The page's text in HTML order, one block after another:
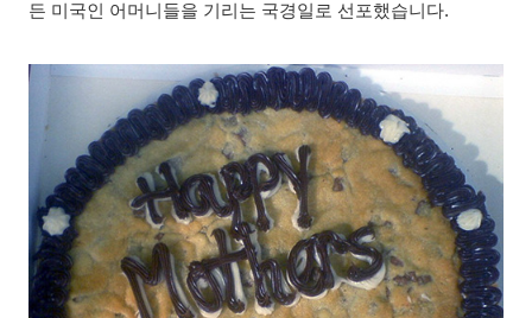
든 미국인 어머니들을 기리는 국경일로 선포했습니다.